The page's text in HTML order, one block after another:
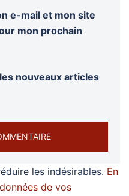
e-mail et mon site
mon prochain
nouveaux articles
les indésirables. En
de vos